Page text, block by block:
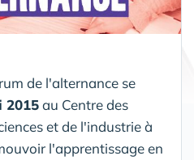
de l'alternance se
2015au Centre des
et de l'industrie à
l'apprentissage en